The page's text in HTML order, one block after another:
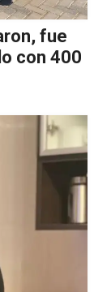
fue
con 400